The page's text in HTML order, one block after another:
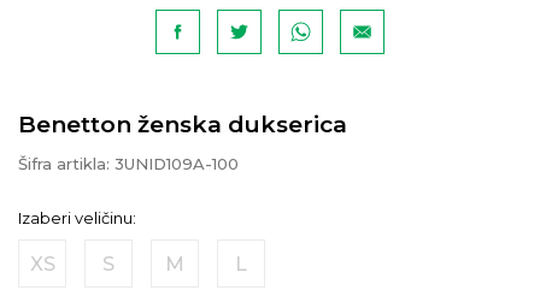
Benetton ženska dukserica
Šifra artikla: 3UNID109A-100
Izaberi veličinu:
XS S M L